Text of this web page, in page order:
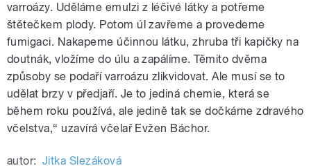
varroázy. Uděláme emulzi z léčivé látky a potřeme
štětečkem plody. Potom úl zavřeme a provedeme
fumigaci. Nakapeme účinnou látku, zhruba tři kapičky na
doutnák, vložíme do úlu a zapálíme. Těmito dvěma
způsoby se podaří varroázu zlikvidovat. Ale musí se to
udělat brzy v předjaří. Je to jediná chemie, která se
během roku používá, ale jedině tak se dočkáme zdravého
včelstva,“ uzavírá včelař Evžen Báchor.
autor: Jitka Slezáková